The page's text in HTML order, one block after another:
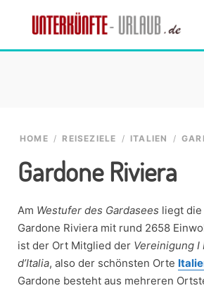
Unterkünfte-
finde
HOME / REISEZIELE / ITALIEN /
Gardone Riviera
Am Westufer des Gardasees liegt die
Gardone Riviera mit rund 2658
ist der Ort Mitglied der Vereinigung
d’Italia, also der schönsten Orte
Gardone besteht aus mehreren